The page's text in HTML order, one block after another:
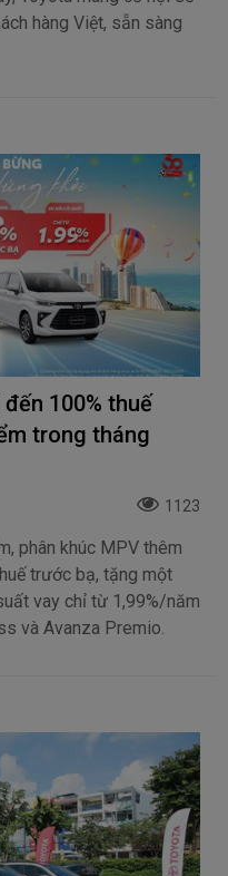
hàng Việt, sẵn sàng
100% thuế
trong tháng
1123
phân khúc MPV thêm
trước bạ, tặng một
vay chỉ từ 1,99%/năm
và Avanza Premio.